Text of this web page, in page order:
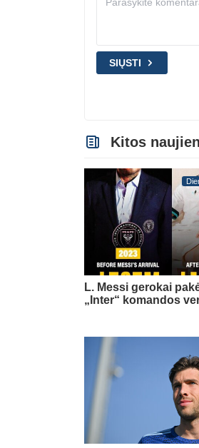
SIŲSTI
Kitos
L. Messi gerokai
„Inter“ komandos